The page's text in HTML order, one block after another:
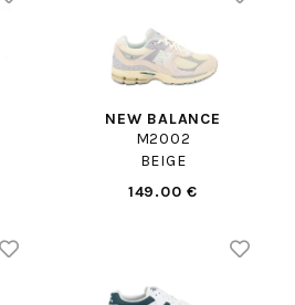
NEW BALANCE
M2002
BEIGE
149.00 €